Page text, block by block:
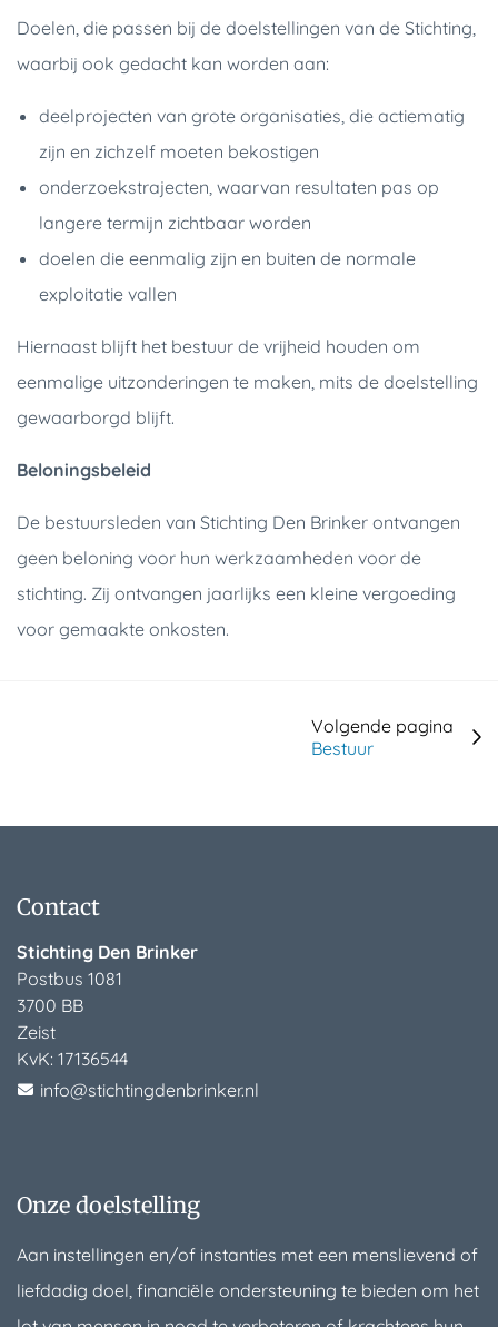
Doelen, die passen bij de doelstellingen van de Stichting,
waarbij ook gedacht kan worden aan:
deelprojecten van grote organisaties, die actiematig
zijn en zichzelf moeten bekostigen
onderzoekstrajecten, waarvan resultaten pas op
langere termijn zichtbaar worden
doelen die eenmalig zijn en buiten de normale
exploitatie vallen
Hiernaast blijft het bestuur de vrijheid houden om
eenmalige uitzonderingen te maken, mits de doelstelling
gewaarborgd blijft.
Beloningsbeleid
De bestuursleden van Stichting Den Brinker ontvangen
geen beloning voor hun werkzaamheden voor de
stichting. Zij ontvangen jaarlijks een kleine vergoeding
voor gemaakte onkosten.
Volgende pagina
Bestuur
Contact
Stichting Den Brinker
Postbus 1081
3700 BB
Zeist
info@stichtingdenbrinker.nl
KvK: 17136544
Onze doelstelling
Aan instellingen en/of instanties met een menslievend of
liefdadig doel, financiële ondersteuning te bieden om het